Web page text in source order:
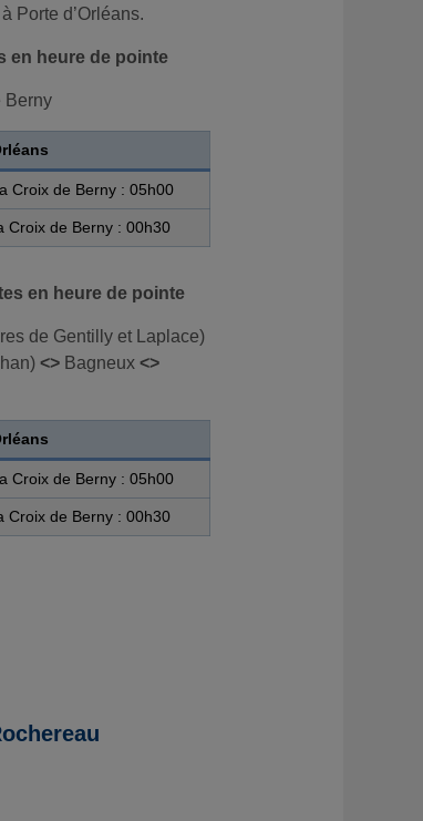
Porte d’Orléans.
en heure de pointe
Berny
Croix de Berny : 05h00
Croix de Berny : 00h30
en heure de pointe
de Gentilly et Laplace)
<> Bagneux <>
Croix de Berny : 05h00
Croix de Berny : 00h30